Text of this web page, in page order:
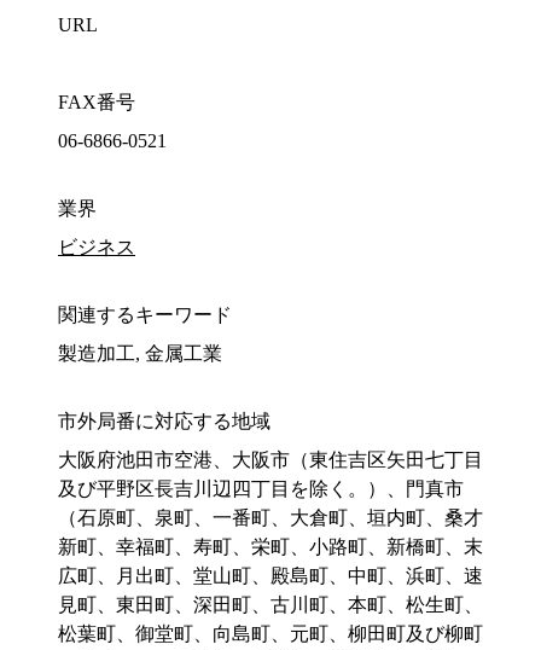
URL
FAX番号
06-6866-0521
業界
ビジネス
関連するキーワード
製造加工, 金属工業
市外局番に対応する地域
大阪府池田市空港、大阪市（東住吉区矢田七丁目
及び平野区長吉川辺四丁目を除く。）、門真市
（石原町、泉町、一番町、大倉町、垣内町、桑才
新町、幸福町、寿町、栄町、小路町、新橋町、末
広町、月出町、堂山町、殿島町、中町、浜町、速
見町、東田町、深田町、古川町、本町、松生町、
松葉町、御堂町、向島町、元町、柳田町及び柳町